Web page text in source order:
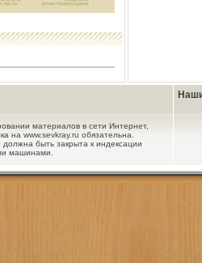
материалов в сети Интернет,
на www.sevkray.ru обязательна.
должна быть закрыта к индексации
машинами.